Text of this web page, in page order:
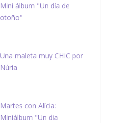
Mini álbum "Un día de
otoño"
Una maleta muy CHIC por
Núria
Martes con Alícia:
Miniálbum "Un dia